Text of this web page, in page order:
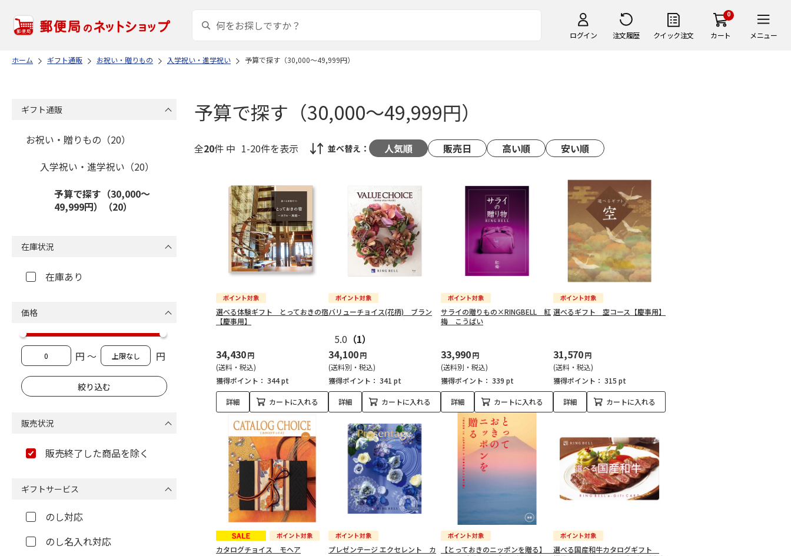
ログイン 注文履歴 クイック注文
0
カート メニュー
ホーム ギフト通販 お祝い・贈りもの 入学祝い・進学祝い 予算で探す（30,000～49,999円）
予算で探す（30,000～49,999円）
全20件 中 1-20件を表示 並べ替え： 人気順 販売日 高い順 安い順
選べる体験ギフト とっておきの宿
【慶事用】
34,430円
(送料・税込)
獲得ポイント： 344 pt
詳細 カートに入れる
バリューチョイス(花柄) ブラン
5.0 （1）
34,100円
(送料別・税込)
獲得ポイント： 341 pt
詳細 カートに入れる
サライの贈りもの×RINGBELL 紅
梅 こうばい
33,990円
(送料別・税込)
獲得ポイント： 339 pt
詳細 カートに入れる
選べるギフト 空コース【慶事用】
31,570円
(送料・税込)
獲得ポイント： 315 pt
詳細 カートに入れる
カタログチョイス モヘア
プレゼンテージ エクセレント カ
【とっておきのニッポンを贈る】 選べる国産和牛カタログギフト
ギフト通販
お祝い・贈りもの（20）
入学祝い・進学祝い（20）
予算で探す（30,000～
49,999円）（20）
在庫状況
在庫あり
価格
円 ～ 円
販売状況
販売終了した商品を除く
ギフトサービス
のし対応
のし名入れ対応